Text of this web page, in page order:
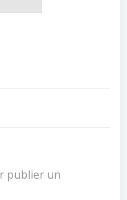
publier un